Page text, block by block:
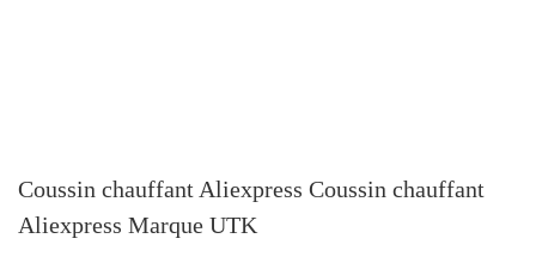
Coussin chauffant Aliexpress Coussin chauffant
Aliexpress Marque UTK